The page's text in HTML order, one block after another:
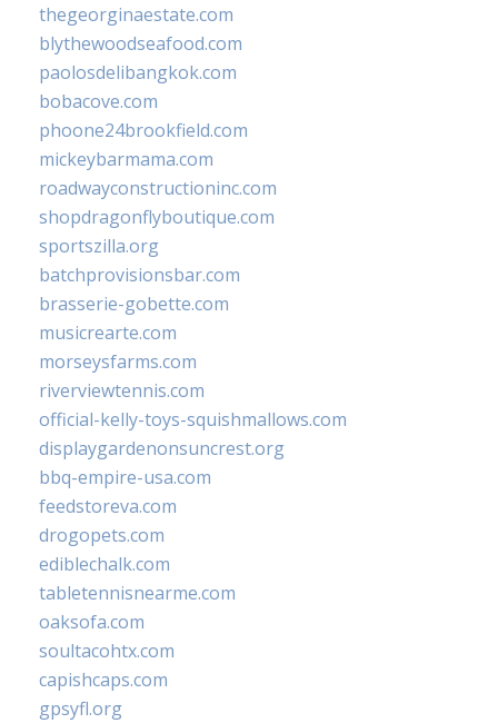
thegeorginaestate.com
blythewoodseafood.com
paolosdelibangkok.com
bobacove.com
phoone24brookfield.com
mickeybarmama.com
roadwayconstructioninc.com
shopdragonflyboutique.com
sportszilla.org
batchprovisionsbar.com
brasserie-gobette.com
musicrearte.com
morseysfarms.com
riverviewtennis.com
official-kelly-toys-squishmallows.com
displaygardenonsuncrest.org
bbq-empire-usa.com
feedstoreva.com
drogopets.com
ediblechalk.com
tabletennisnearme.com
oaksofa.com
soultacohtx.com
capishcaps.com
gpsyfl.org